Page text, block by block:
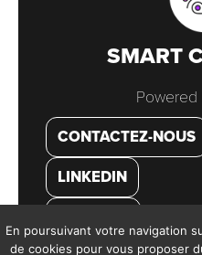
SMART
Powered
CONTACTEZ-NOUS
LINKEDIN
En poursuivant votre navigation
de cookies pour vous proposer